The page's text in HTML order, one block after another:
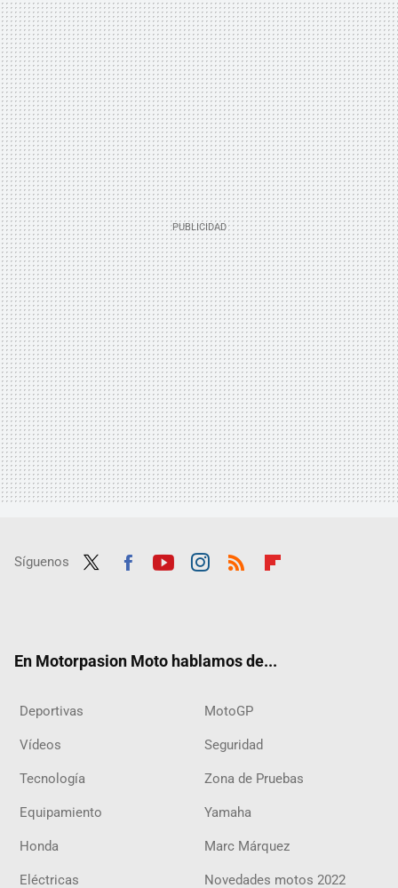
Síguenos
En Motorpasion Moto hablamos de...
Deportivas MotoGP
Vídeos Seguridad
Tecnología Zona de Pruebas
Equipamiento Yamaha
Honda Marc Márquez
Eléctricas Novedades motos 2022